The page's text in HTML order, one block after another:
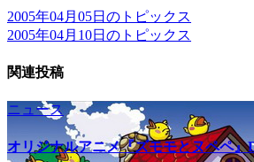
2005年04月05日のトピックス
2005年04月10日のトピックス
関連投稿
ニュース
オリジナルアニメ『ズモモとヌペペ』